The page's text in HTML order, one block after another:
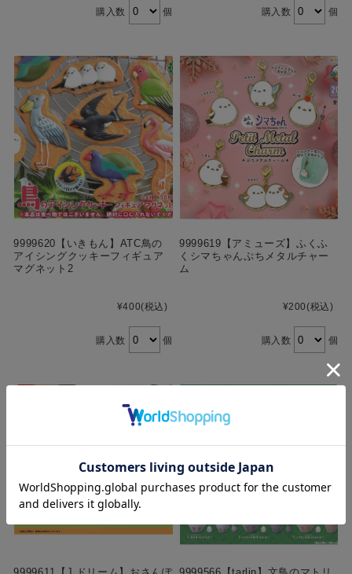
購入数 個 購入数 個
9999620【いきもん】ATC鳥の
アイシングクッキーフィギュア
マグネット2
¥400(税込)
購入数 個
9999619【アミューズ】ふくふ
くシマちゃんぷちメタルチャー
ム
¥200(税込)
購入数 個